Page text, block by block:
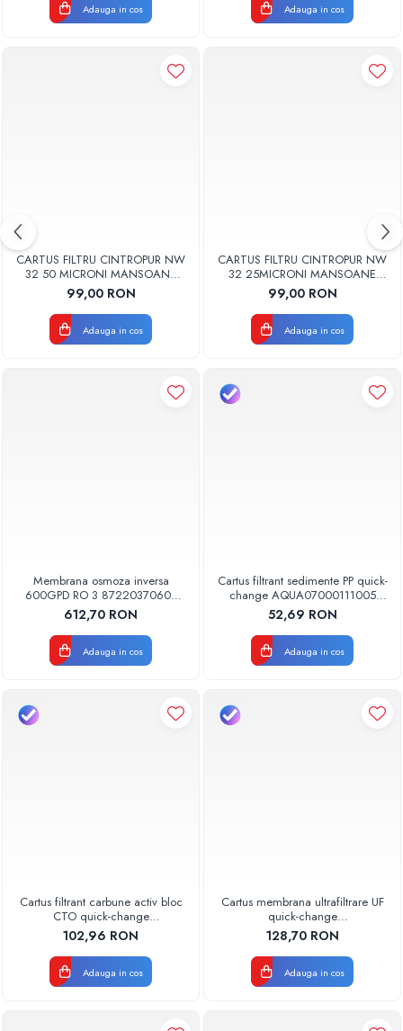
Adauga in cos Adauga in cos
CARTUS FILTRU CINTROPUR NW
32 50 MICRONI MANSOANE
FILTRARE SET 5BUC
99,00 RON
Adauga in cos
CARTUS FILTRU CINTROPUR NW
32 25MICRONI MANSOANE
FILTRARE SET 5BUC
99,00 RON
Adauga in cos
Membrana osmoza inversa
600GPD RO 3 87220370603
RO-600 Aquapur Valhoh Valrom
612,70 RON
Adauga in cos
Cartus filtrant sedimente PP quick-
change AQUA07000111005
Aquapur Valhoh Valrom
52,69 RON
Adauga in cos
Cartus filtrant carbune activ bloc
CTO quick-change
AQUA07010411000 Aquapur
Valhoh Valrom
102,96 RON
Adauga in cos
Cartus membrana ultrafiltrare UF
quick-change
AQUA08000011001 Aquapur
Valhoh Valrom
128,70 RON
Adauga in cos